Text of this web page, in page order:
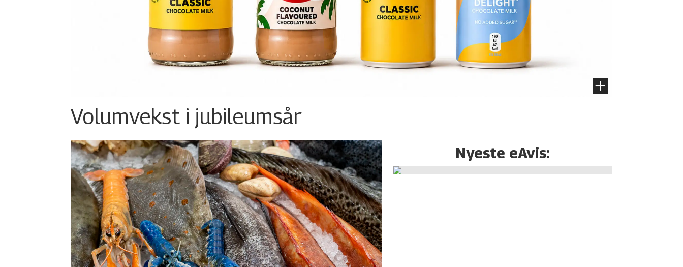
Volumvekst i jubileumsår
Nyeste eAvis: